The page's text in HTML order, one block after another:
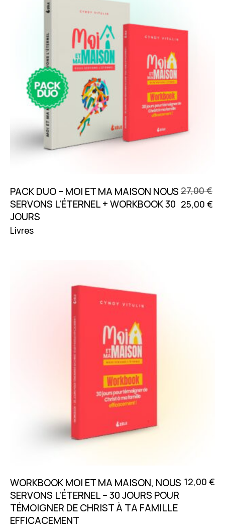
Livres
PACK DUO – MOI ET MA MAISON NOUS
SERVONS L’ÉTERNEL + WORKBOOK 30
JOURS
27,00€
Le
25,00 €
WORKBOOK MOI ET MA MAISON, NOUS
SERVONS L’ÉTERNEL – 30 JOURS POUR
TÉMOIGNER DE CHRIST À TA FAMILLE
EFFICACEMENT
12,00 €